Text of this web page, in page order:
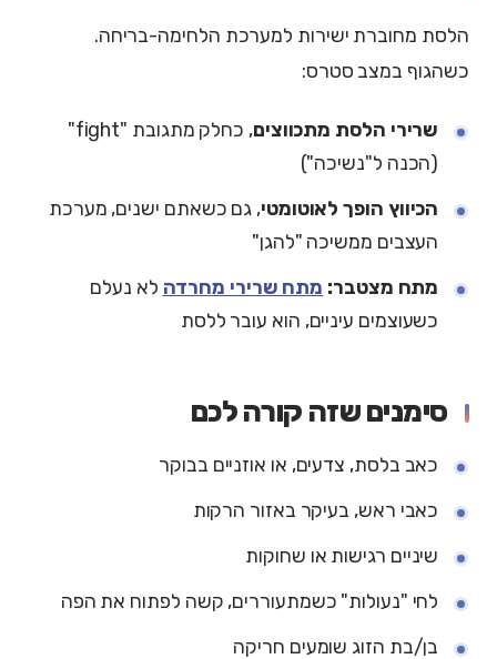
הלסת מחוברת ישירות למערכת הלחימה-בריחה.
כשהגוף במצב סטרס:
שרירי הלסת מתכווצים
, כחלק מתגובת "fight"
(הכנה ל"נשיכה")
הכיווץ הופך לאוטומטי, גם כשאתם ישנים, מערכת
העצבים ממשיכה "להגן"
מתח מצטבר: מתח שרירי מחרדה לא נעלם
כשעוצמים עיניים, הוא עובר ללסת
סימנים שזה קורה לכם
כאב בלסת, צדעים, או אוזניים בבוקר
כאבי ראש, בעיקר באזור הרקות
שיניים רגישות או שחוקות
לחי "נעולות" כשמתעוררים, קשה לפתוח את הפה
בן/בת הזוג שומעים חריקה